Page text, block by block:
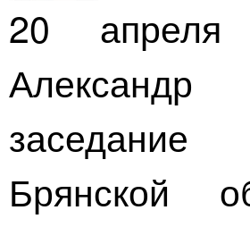
20 апреля
заседание
Брянской